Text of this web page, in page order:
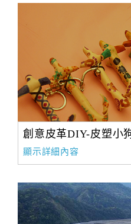
創意皮革DIY-皮塑小
顯示詳細內容